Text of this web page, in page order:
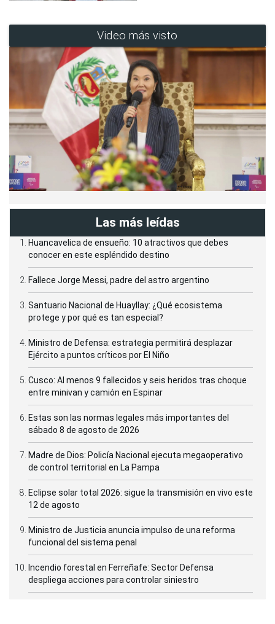
Video más visto
Las más leídas
Huancavelica de ensueño: 10 atractivos que debes
conocer en este espléndido destino
Fallece Jorge Messi, padre del astro argentino
Santuario Nacional de Huayllay: ¿Qué ecosistema
protege y por qué es tan especial?
Ministro de Defensa: estrategia permitirá desplazar
Ejército a puntos críticos por El Niño
Cusco: Al menos 9 fallecidos y seis heridos tras choque
entre minivan y camión en Espinar
Estas son las normas legales más importantes del
sábado 8 de agosto de 2026
Madre de Dios: Policía Nacional ejecuta megaoperativo
de control territorial en La Pampa
Eclipse solar total 2026: sigue la transmisión en vivo este
12 de agosto
Ministro de Justicia anuncia impulso de una reforma
funcional del sistema penal
Incendio forestal en Ferreñafe: Sector Defensa
despliega acciones para controlar siniestro